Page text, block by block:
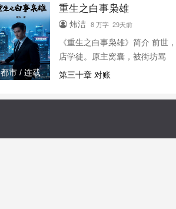
都市 / 连载
重生之白事枭雄
炜洁 8 万字 29天前
《重生之白事枭雄》简介 前
店学徒。原主窝囊，被街坊骂
第三十章 对账